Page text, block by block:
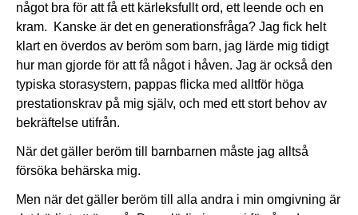
något bra för att få ett kärleksfullt ord, ett leende och en
kram. Kanske är det en generationsfråga? Jag fick helt
klart en överdos av beröm som barn, jag lärde mig tidigt
hur man gjorde för att få något i håven. Jag är också den
typiska storasystern, pappas flicka med alltför höga
prestationskrav på mig själv, och med ett stort behov av
bekräftelse utifrån.
När det gäller beröm till barnbarnen måste jag alltså
försöka behärska mig.
Men när det gäller beröm till alla andra i min omgivning är